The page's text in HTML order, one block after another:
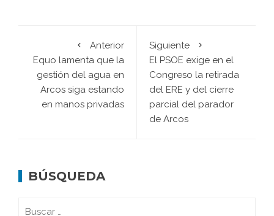
Anterior
Equo lamenta que la
gestión del agua en
Arcos siga estando
en manos privadas
Siguiente
El PSOE exige en el
Congreso la retirada
del ERE y del cierre
parcial del parador
de Arcos
BÚSQUEDA